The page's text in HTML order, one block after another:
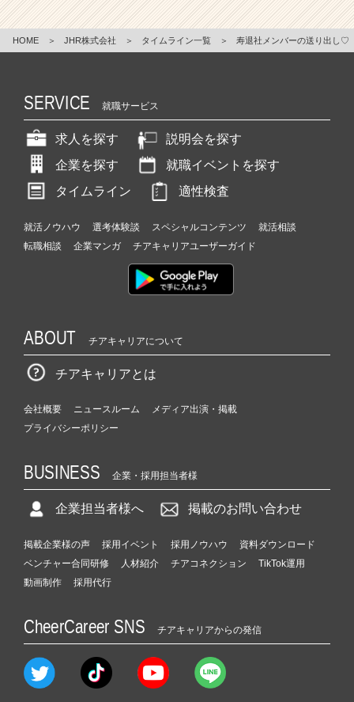
HOME ＞ JHR株式会社 ＞ タイムライン一覧 ＞ 寿退社メンバーの送り出し♡
SERVICE 就職サービス
求人を探す
説明会を探す
企業を探す
就職イベントを探す
タイムライン
適性検査
就活ノウハウ 選考体験談 スペシャルコンテンツ
就活相談
転職相談
企業マンガ チアキャリアユーザーガイド
ABOUT チアキャリアについて
チアキャリアとは
会社概要 ニュースルーム
メディア出演・掲載
プライバシーポリシー
BUSINESS 企業・採用担当者様
企業担当者様へ 掲載のお問い合わせ
掲載企業様の声 採用イベント 採用ノウハウ
資料ダウンロード
ベンチャー合同研修
人材紹介 チアコネクション
TikTok運用
動画制作
採用代行
CheerCareer SNS チアキャリアからの発信